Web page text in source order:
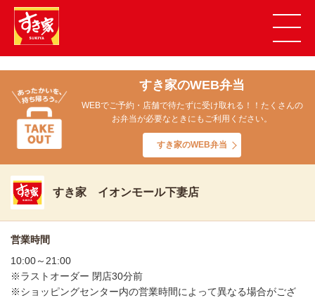
すき家のWEB弁当
WEBでご予約・店舗で待たずに受け取れる！！たくさんの
お弁当が必要なときにもご利用ください。
すき家のWEB弁当
すき家 イオンモール下妻店
営業時間
10:00～21:00
※ラストオーダー 閉店30分前
※ショッピングセンター内の営業時間によって異なる場合がござ